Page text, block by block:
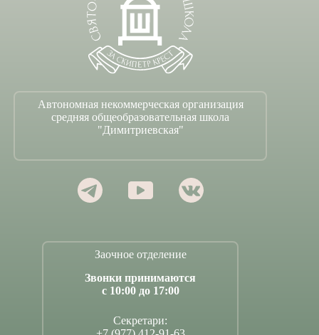
Автономная некоммерческая организация
средняя общеобразовательная школа
"Димитриевская"
Заочное отделение
Звонки принимаются
с 10:00 до 17:00
Секретари: